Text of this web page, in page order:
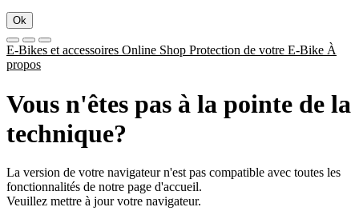
Ok
E-Bikes et accessoires Online Shop Protection de votre E-Bike À
propos
Vous n'êtes pas à la pointe de la
technique?
La version de votre navigateur n'est pas compatible avec toutes les
fonctionnalités de notre page d'accueil.
Veuillez mettre à jour votre navigateur.